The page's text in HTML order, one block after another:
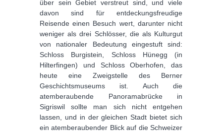
über sein Gebiet verstreut sind, und viele
davon sind für entdeckungsfreudige
Reisende einen Besuch wert, darunter nicht
weniger als drei Schlösser, die als Kulturgut
von nationaler Bedeutung eingestuft sind:
Schloss Burgistein, Schloss Hünegg (in
Hilterfingen) und Schloss Oberhofen, das
heute eine Zweigstelle des Berner
Geschichtsmuseums ist. Auch die
atemberaubende Panoramabrücke in
Sigriswil sollte man sich nicht entgehen
lassen, und in der gleichen Stadt bietet sich
ein atemberaubender Blick auf die Schweizer